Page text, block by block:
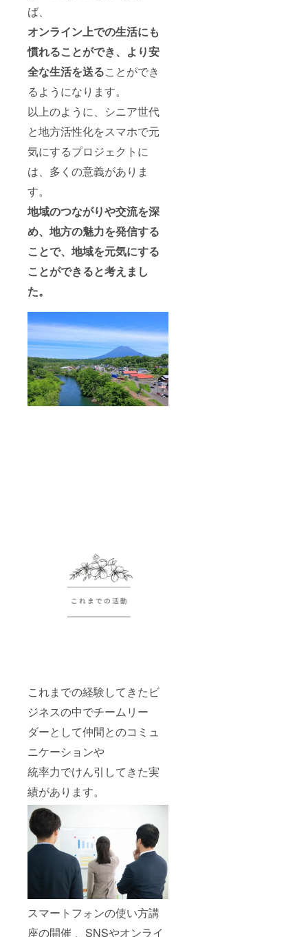
ば、
オンライン上での生活にも
慣れることができ、より安
全な生活を送ることができ
るようになります。
以上のように、シニア世代
と地方活性化をスマホで元
気にするプロジェクトに
は、多くの意義がありま
す。
地域のつながりや交流を深
め、地方の魅力を発信する
ことで、地域を元気にする
ことができると考えまし
た。
これまでの経験してきたビ
ジネスの中でチームリー
ダーとして仲間とのコミュ
ニケーションや
統率力でけん引してきた実
績があります。
スマートフォンの使い方講
座の開催 、SNSやオンライ